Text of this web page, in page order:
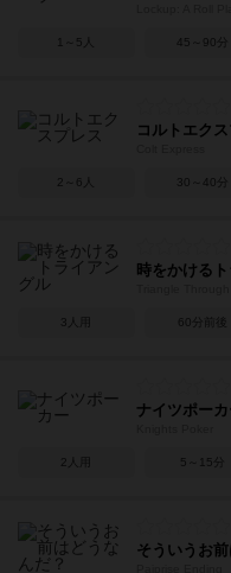
1～5人 45～90分
コルトエク
2～6人 30～40分
時をかける
3人用 60分前後
ナイツポーカ
2人用 5～15分
そういうお